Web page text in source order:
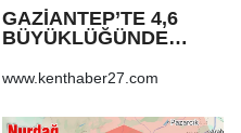
GAZİANTEP’TE 4,6
BÜYÜKLÜĞÜNDE
www.kenthaber27.com